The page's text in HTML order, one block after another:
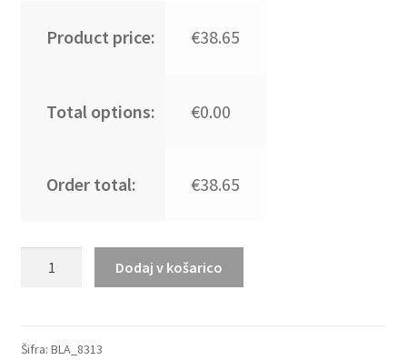
Product price: €38.65
Total options: €0.00
Order total: €38.65
Barcelona
Dodaj v košarico
Šifra: BLA_8313